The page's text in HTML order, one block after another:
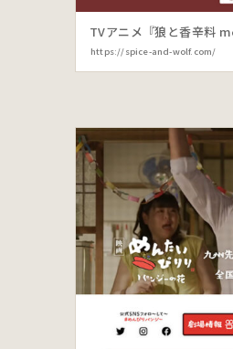
https://spice-and-wolf.com/